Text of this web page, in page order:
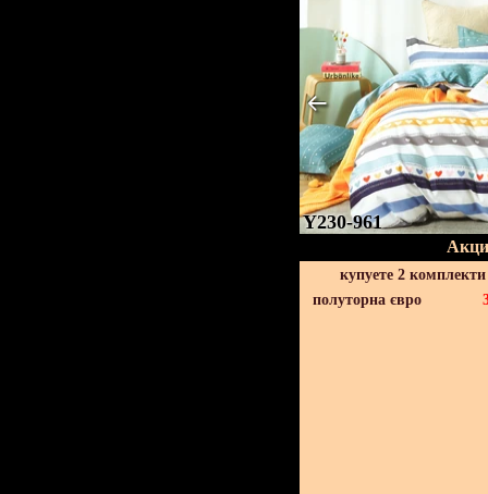
Y230-961
купуете 2
полуторна євро